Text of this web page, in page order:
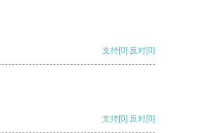
支持[0] 反对[0]
支持[0] 反对[0]